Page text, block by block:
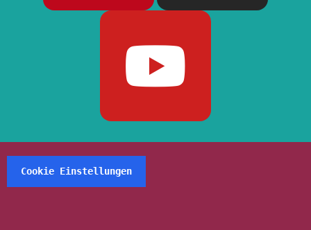
Cookie Einstellungen